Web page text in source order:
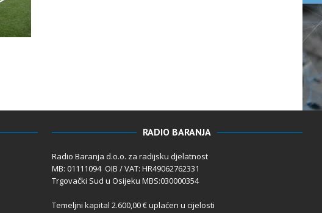
RADIO BARANJA
Radio Baranja d.o.o. za radijsku djelatnost
MB: 01111094 OIB / VAT: HR49062762331
Trgovački Sud u Osijeku MBS:030000354
Temeljni kapital 2.600,00 € uplaćen u cijelosti